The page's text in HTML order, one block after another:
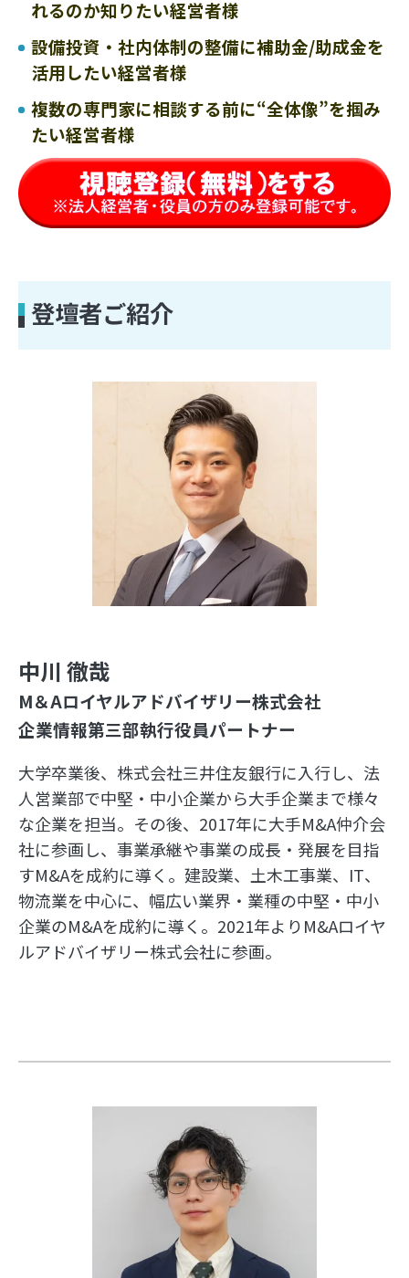
れるのか知りたい経営者様
設備投資・社内体制の整備に補助金/助成金を
活用したい経営者様
複数の専門家に相談する前に“全体像”を掴み
たい経営者様
登壇者ご紹介
中川 徹哉
M＆Aロイヤルアドバイザリー株式会社
企業情報第三部執行役員パートナー
大学卒業後、株式会社三井住友銀行に入行し、法
人営業部で中堅・中小企業から大手企業まで様々
な企業を担当。その後、2017年に大手M&A仲介会
社に参画し、事業承継や事業の成長・発展を目指
すM&Aを成約に導く。建設業、土木工事業、IT、
物流業を中心に、幅広い業界・業種の中堅・中小
企業のM&Aを成約に導く。2021年よりM&Aロイヤ
ルアドバイザリー株式会社に参画。